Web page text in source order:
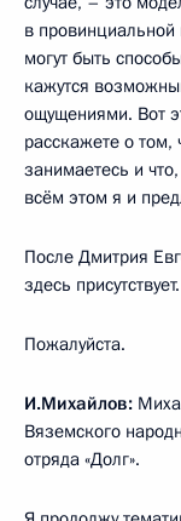
в
могут быть
кажутся
ощущениями. Вот
расскажете о
занимаетесь и
всём этом я и
После Дмитрия
здесь присутствует.
Пожалуйста.
И.Михайлов:
Вяземского
отряда «Долг».